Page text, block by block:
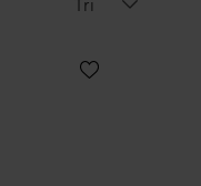
Tri